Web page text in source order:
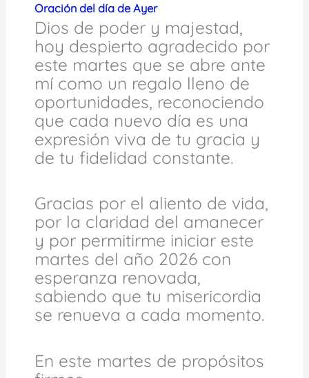
Oración del día de Ayer
Dios de poder y majestad,
hoy despierto agradecido por
este martes que se abre ante
mí como un regalo lleno de
oportunidades, reconociendo
que cada nuevo día es una
expresión viva de tu gracia y
de tu fidelidad constante.
Gracias por el aliento de vida,
por la claridad del amanecer
y por permitirme iniciar este
martes del año 2026 con
esperanza renovada,
sabiendo que tu misericordia
se renueva a cada momento.
En este martes de propósitos